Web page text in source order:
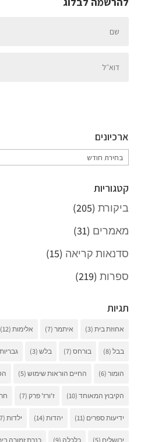
ארכיונים
ארכיונים
קטגוריות
ביקורת(205)
מאמרים (31)
סדנאות קריאה (15)
ספרות(219)
תגיות
אחוזת בית(3) איתמר(7) אלימות(12)
בבל(8) בורחס(7) בלש(3) גבריות
הומור(6) החיים הוראות שימוש(5)
הקיבוץ המאוחד(10) ז'ורז' פרק(7)
ידיעות ספרים (11) יהדות(14) ילדות(7)
ירושלים (5) כלכלה (9) כנרת זמורה